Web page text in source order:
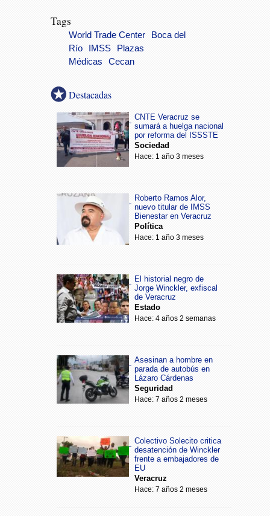
Tags
World Trade Center
Boca del
Río
IMSS
Plazas
Médicas
Cecan
Destacadas
CNTE Veracruz se
sumará a huelga nacional
por reforma del ISSSTE
Sociedad
Hace: 1 año 3 meses
Roberto Ramos Alor,
nuevo titular de IMSS
Bienestar en Veracruz
Política
Hace: 1 año 3 meses
El historial negro de
Jorge Winckler, exfiscal
de Veracruz
Estado
Hace: 4 años 2 semanas
Asesinan a hombre en
parada de autobús en
Lázaro Cárdenas
Seguridad
Hace: 7 años 2 meses
Colectivo Solecito critica
desatención de Winckler
frente a embajadores de
EU
Veracruz
Hace: 7 años 2 meses